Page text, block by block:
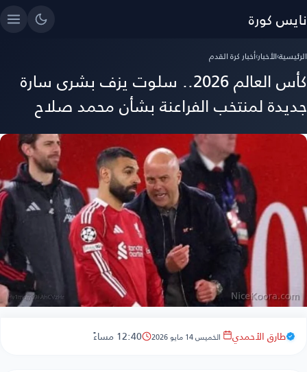
نايس كورة
الرئيسية›الأخبار›أخبار كرة القدم
كأس العالم 2026.. سلوت يزف بشرى سارة
جديدة لمنتخب الفراعنة بشأن محمد صلاح
طارق الأحمدي الخميس 14 مايو 2026 12:40 مساءً